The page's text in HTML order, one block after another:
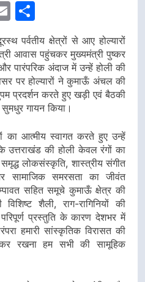
Email
पर्वतीय क्षेत्रों से आए होल्यारों
आवास पहुंचकर मुख्यमंत्री पुष्कर
पारंपरिक अंदाज में उन्हें होली की
पर होल्यारों ने कुमाऊँ अंचल की
प्रदर्शन करते हुए खड़ी एवं बैठकी
गायन किया।
का आत्मीय स्वागत करते हुए उन्हें
उत्तराखंड की होली केवल रंगों का
समृद्ध लोकसंस्कृति, शास्त्रीय संगीत
सामाजिक समरसता का जीवंत
सहित समूचे कुमाऊँ क्षेत्र की
शैली, राग-रागिनियों की
प्रस्तुति के कारण देशभर में
हमारी सांस्कृतिक विरासत की
रखना हम सभी की सामूहिक